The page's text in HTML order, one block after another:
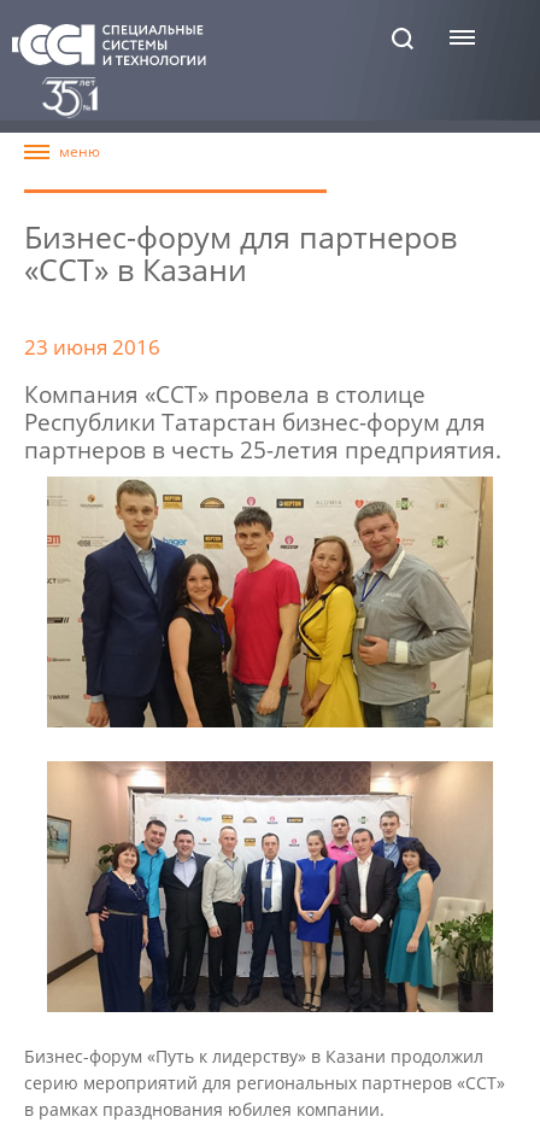
Бизнес-форум для партнеров
«ССТ» в Казани
23 июня 2016
Компания «ССТ» провела в столице
Республики Татарстан бизнес-форум для
партнеров в честь 25-летия предприятия.
Бизнес-форум «Путь к лидерству» в Казани продолжил
серию мероприятий для региональных партнеров «ССТ»
в рамках празднования юбилея компании.